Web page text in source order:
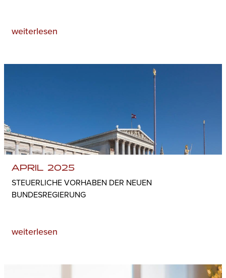
weiterlesen
APRIL 2025
STEUERLICHE VORHABEN DER NEUEN
BUNDESREGIERUNG
weiterlesen